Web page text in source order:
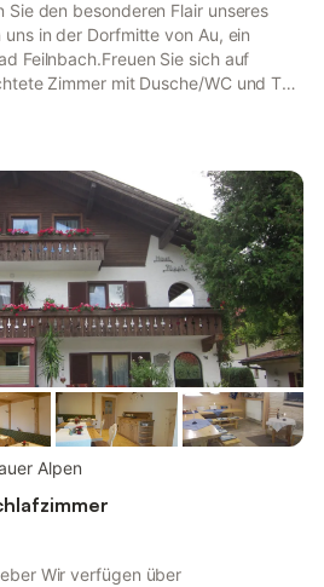
Sie den besonderen Flair unseres
in der Dorfmitte von Au, ein
Feilnbach.Freuen Sie sich auf
Zimmer mit Dusche/WC und TV
Produkten. Unsere
Auto.Wir sind gerne mit Rat und
behilflich. Wir möchten Sie noch
Alpen
Wir verfügen über